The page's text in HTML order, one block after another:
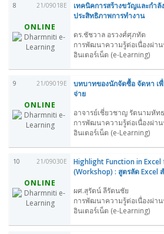
8 21/09018E
ONLINE
เทคนิคการสร้างขวัญและกำลั
ประสิทธิภาพการทำงาน
ดร.ชัชวาล อรวงศ์ศุภทัต
การพัฒนาความรู้ต่อเนื่องผ่าน
อินเตอร์เน็ต (e-Learning)
9 21/09019E
ONLINE
บทบาทของนักจัดซื้อ จัดหา เ
จ่าย
อาจารย์เชี่ยวชาญ รัตนามหัท
การพัฒนาความรู้ต่อเนื่องผ่าน
อินเตอร์เน็ต (e-Learning)
10 21/09030E
ONLINE
Highlight Function in
(Workshop) : สูตรลัด Excel
ผศ.สุรัตน์ ลีรัตนชัย
การพัฒนาความรู้ต่อเนื่องผ่าน
อินเตอร์เน็ต (e-Learning)